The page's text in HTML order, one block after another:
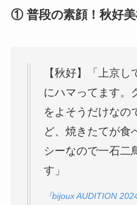
① 普段の素顔！秋好美
【秋好】「上京し
にハマってます。
をよそうだけなの
ど、焼きたてが食
シーなので一石二
す」
『bijoux AUDITION